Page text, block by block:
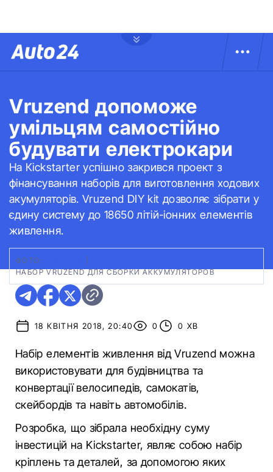
Vruzend допоможе
умільцям самостійно
будувати електрокари
На Кickstarter успішно закрився проект з
фінансування наборів для виготовлення ходових
акумуляторів. Vruzend DIY kit дозволяє зібрати у
єдину систему до 18650 літій-іонних елементів
живлення.
ФОТО:
НАБОР VRUZEND ДЛЯ СБОРКИ АККУМУЛЯТОРОВ
18 КВІТНЯ 2018, 20:40 0 0 ХВ
Набір елементів живлення від Vruzend можна
використовувати для будівництва та
конвертації велосипедів, самокатів,
скейбордів та навіть автомобілів.
Розробка, що зібрала необхідну суму
інвестицій на Kickstarter, являє собою набір
кріплень та деталей, за допомогою яких